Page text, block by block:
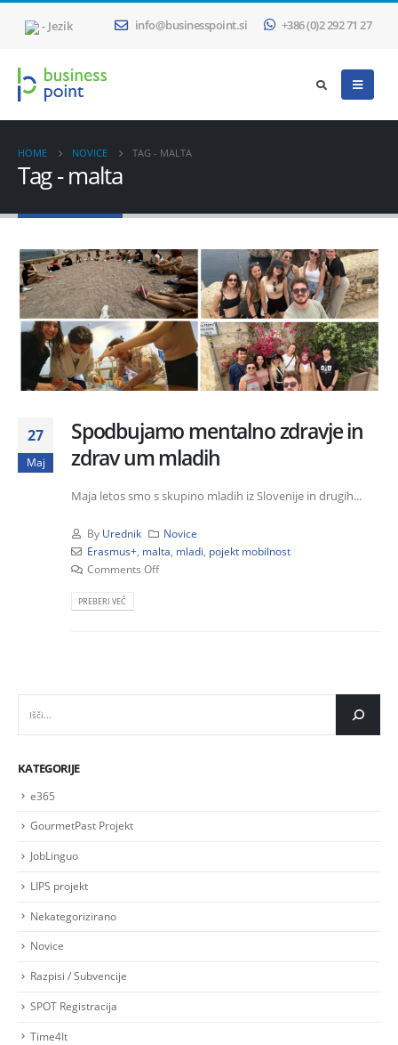
- Jezik info@businesspoint.si +386 (0)2 292 71 27
HOME NOVICE TAG - MALTA
Tag - malta
27
Maj
Spodbujamo mentalno zdravje in
zdrav um mladih
Maja letos smo s skupino mladih iz Slovenije in drugih...
By Urednik
Novice
Erasmus+, malta mladi pojekt mobilnost
Comments Off
PREBERI VEČ
KATEGORIJE
e365
GourmetPast Projekt
JobLinguo
LIPS projekt
Nekategorizirano
Novice
Razpisi / Subvencije
SPOT Registracija
Time4It